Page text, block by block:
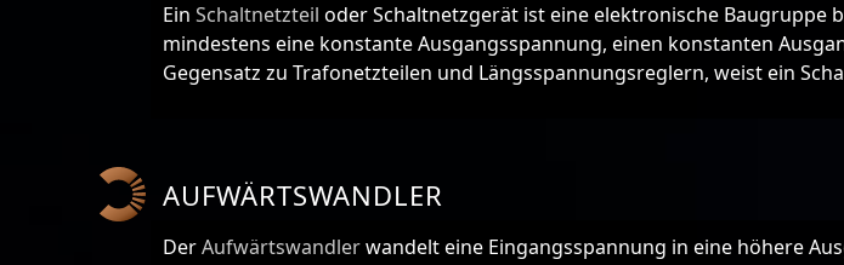
Ein Schaltnetzteil oder Schaltnetzgerät ist eine elektronische Baugruppe
mindestens eine konstante Ausgangsspannung, einen konstanten
Gegensatz zu Trafonetzteilen und Längsspannungsreglern, weist ein
AUFWÄRTSWANDLER
DerAufwärtswandlerwandelt eine Eingangsspannung in eine höhere